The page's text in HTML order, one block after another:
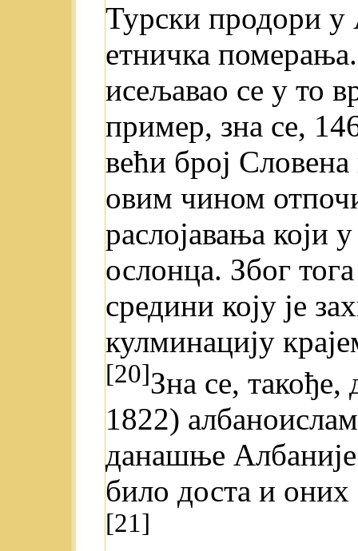
Турски продори у
етничка
исељавао се у то
пример, зна се,
већи број
овим чином
раслојавања који
ослонца. Због
средини коју je
кулминацију
[20]Зна се,
1822)
данашње
било доста и
[21]